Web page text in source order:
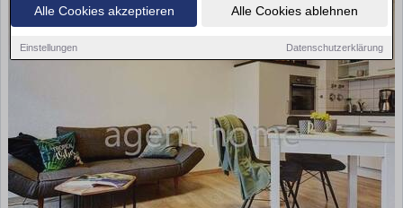
Alle Cookies akzeptieren Alle Cookies ablehnen
Einstellungen Datenschutzerklärung